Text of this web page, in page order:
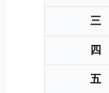
三
四
五